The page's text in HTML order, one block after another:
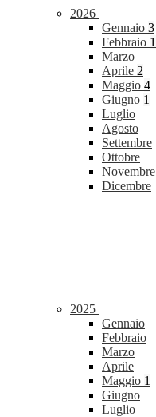
2026
Gennaio 3
Febbraio 1
Marzo
Aprile 2
Maggio 4
Giugno 1
Luglio
Agosto
Settembre
Ottobre
Novembre
Dicembre
2025
Gennaio
Febbraio
Marzo
Aprile
Maggio 1
Giugno
Luglio